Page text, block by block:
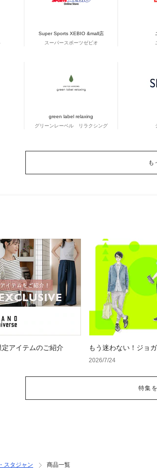
Super Sports XEBIO &mall店
スーパースポーツゼビオ
green label relaxing
グリーンレーベル リラクシング
も
アイテムのご紹介
もう迷わない！ジョ
NGコーデにならない
2026/7/24
特集
スタジャン 商品一覧